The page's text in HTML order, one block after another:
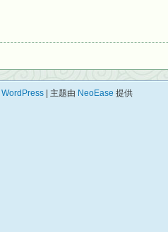
WordPress | 主题由 NeoEase 提供